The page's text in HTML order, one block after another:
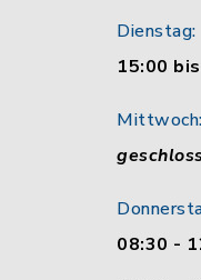
Dienstag:
15:00
Mittwoch:
08:30 -